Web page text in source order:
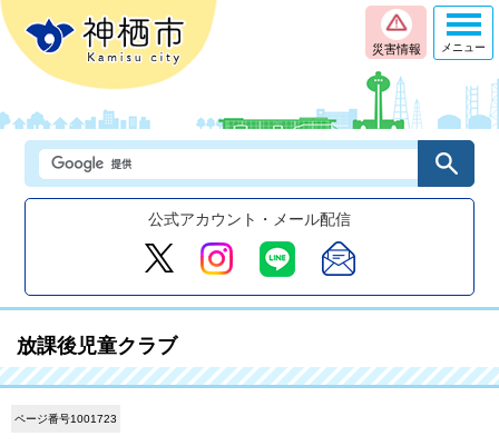
災害情報
公式アカウント・メール配信
メニュー
放課後児童クラブ
ページ番号1001723